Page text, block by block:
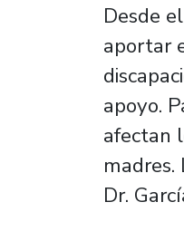
Desde
aportar
apoyo.
afectan
madres.
Dr.